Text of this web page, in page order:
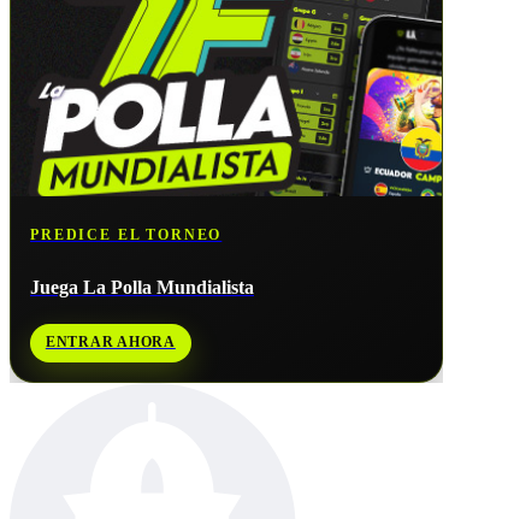
PREDICE EL TORNEO
Juega La Polla Mundialista
ENTRAR AHORA